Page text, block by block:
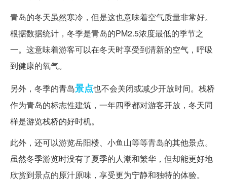
青岛的冬天虽然寒冷，但是这也意味着空气质量非常好。
根据数据统计，冬季是青岛的PM2.5浓度最低的季节之
一。这意味着游客可以在冬天时享受到清新的空气，呼吸
到健康的氧气。
另外，冬季的青岛景点也不会关闭或减少开放时间。栈桥
作为青岛的标志性建筑，一年四季都对游客开放，冬天同
样是游览栈桥的好时机。
此外，还可以游览岳阳楼、小鱼山等等青岛的其他景点。
虽然冬季游览时没有了夏季的人潮和繁华，但却能更好地
欣赏到景点的原汁原味，享受更为宁静和独特的体验。